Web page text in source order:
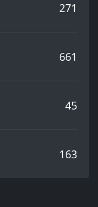
271
661
45
163